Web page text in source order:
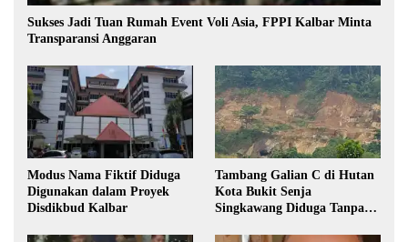
Sukses Jadi Tuan Rumah Event Voli Asia, FPPI Kalbar Minta
Transparansi Anggaran
Modus Nama Fiktif Diduga
Digunakan dalam Proyek
Disdikbud Kalbar
Tambang Galian C di Hutan
Kota Bukit Senja
Singkawang Diduga Tanpa